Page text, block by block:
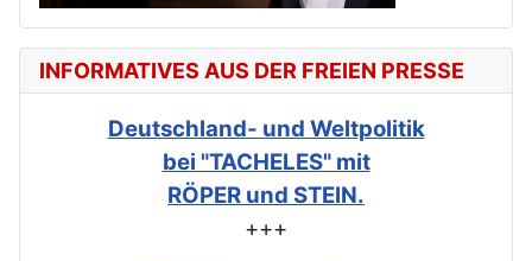
INFORMATIVES AUS DER FREIEN PRESSE
Deutschland- und Weltpolitik
bei "TACHELES" mit
RÖPER und STEIN.
+++